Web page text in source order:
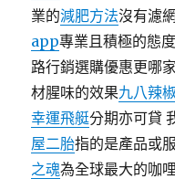
業的減肥方法沒有濾
app專業且積極的態
路行銷選購優惠更哪
材腥味的效果九八辣
幸運飛艇分期亦可貸
屋二胎指的是產品或
之魂為全球最大的咖